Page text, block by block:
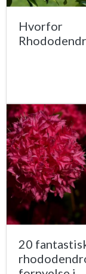
Hvorfor
20